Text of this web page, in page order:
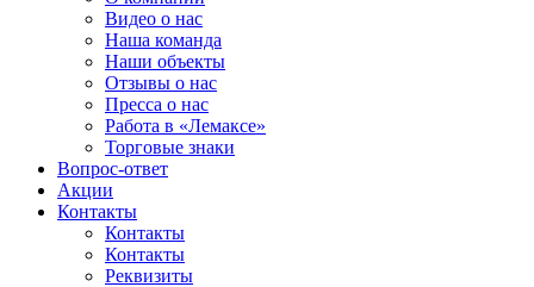
Видео о нас
Наша команда
Наши объекты
Отзывы о нас
Пресса о нас
Работа в «Лемаксе»
Торговые знаки
Вопрос-ответ
Акции
Контакты
Контакты
Контакты
Реквизиты